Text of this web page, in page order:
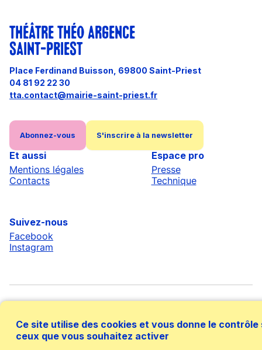
THÉÂTRE THÉO ARGENCE
SAINT-PRIEST
Place Ferdinand Buisson, 69800 Saint-Priest
04 81 92 22 30
tta.contact@mairie-saint-priest.fr
Abonnez-vous S'inscrire à la newsletter
Et aussi
Mentions légales
Contacts
Espace pro
Presse
Technique
Suivez-nous
Facebook
Instagram
Ce site utilise des cookies et vous donne le contrôle
ceux que vous souhaitez activer